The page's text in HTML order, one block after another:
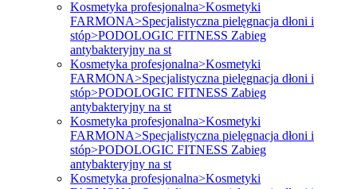
Kosmetyka profesjonalna>Kosmetyki
FARMONA>Specjalistyczna pielęgnacja dłoni i
stóp>PODOLOGIC FITNESS Zabieg
antybakteryjny na st
Kosmetyka profesjonalna>Kosmetyki
FARMONA>Specjalistyczna pielęgnacja dłoni i
stóp>PODOLOGIC FITNESS Zabieg
antybakteryjny na st
Kosmetyka profesjonalna>Kosmetyki
FARMONA>Specjalistyczna pielęgnacja dłoni i
stóp>PODOLOGIC FITNESS Zabieg
antybakteryjny na st
Kosmetyka profesjonalna>Kosmetyki